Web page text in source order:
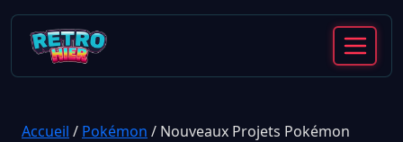
Accueil / Pokémon / Nouveaux Projets Pokémon